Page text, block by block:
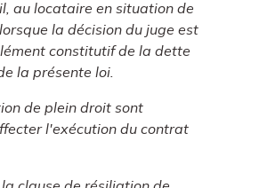
au locataire en situation de
la décision du juge est
constitutif de la dette
la présente loi.
de plein droit sont
l'exécution du contrat